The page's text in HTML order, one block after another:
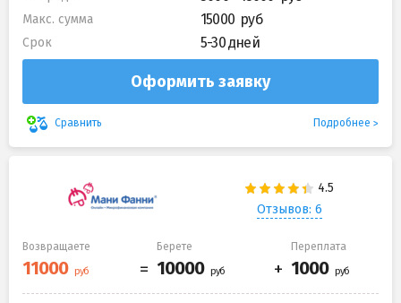
Макс. сумма 15000
Срок 5-30 дней
Оформить заявку
Сравнить Подробнее
Отзывов: 6
Возвращаете Берете Переплата